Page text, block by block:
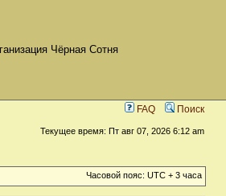
Чёрная Сотня
FAQ Поиск
Текущее время: Пт авг 07, 2026 6:12 am
Часовой пояс: UTC + 3 часа